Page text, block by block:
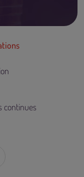
continues